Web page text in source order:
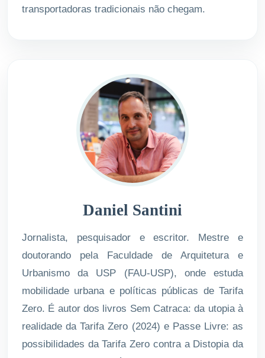
transportadoras tradicionais não chegam.
Daniel Santini
Jornalista, pesquisador e escritor. Mestre e
doutorando pela Faculdade de Arquitetura e
Urbanismo da USP (FAU-USP), onde estuda
mobilidade urbana e políticas públicas de Tarifa
Zero. É autor dos livros Sem Catraca: da utopia à
realidade da Tarifa Zero (2024) e Passe Livre: as
possibilidades da Tarifa Zero contra a Distopia da